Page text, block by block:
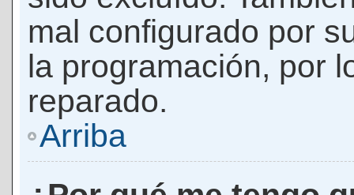
mal configurado por
la programación, por
reparado.
Arriba